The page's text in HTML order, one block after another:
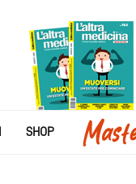
SHOP